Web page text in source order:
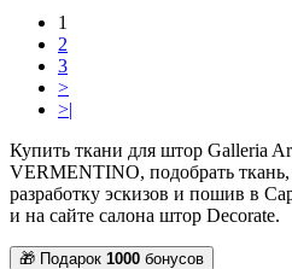
1
2
3
>
>|
Купить ткани для штор Galleria
VERMENTINO, подобрать ткань,
разработку эскизов и пошив в
и на сайте салона штор Decorate.
🎁 Подарок 1000 бонусов